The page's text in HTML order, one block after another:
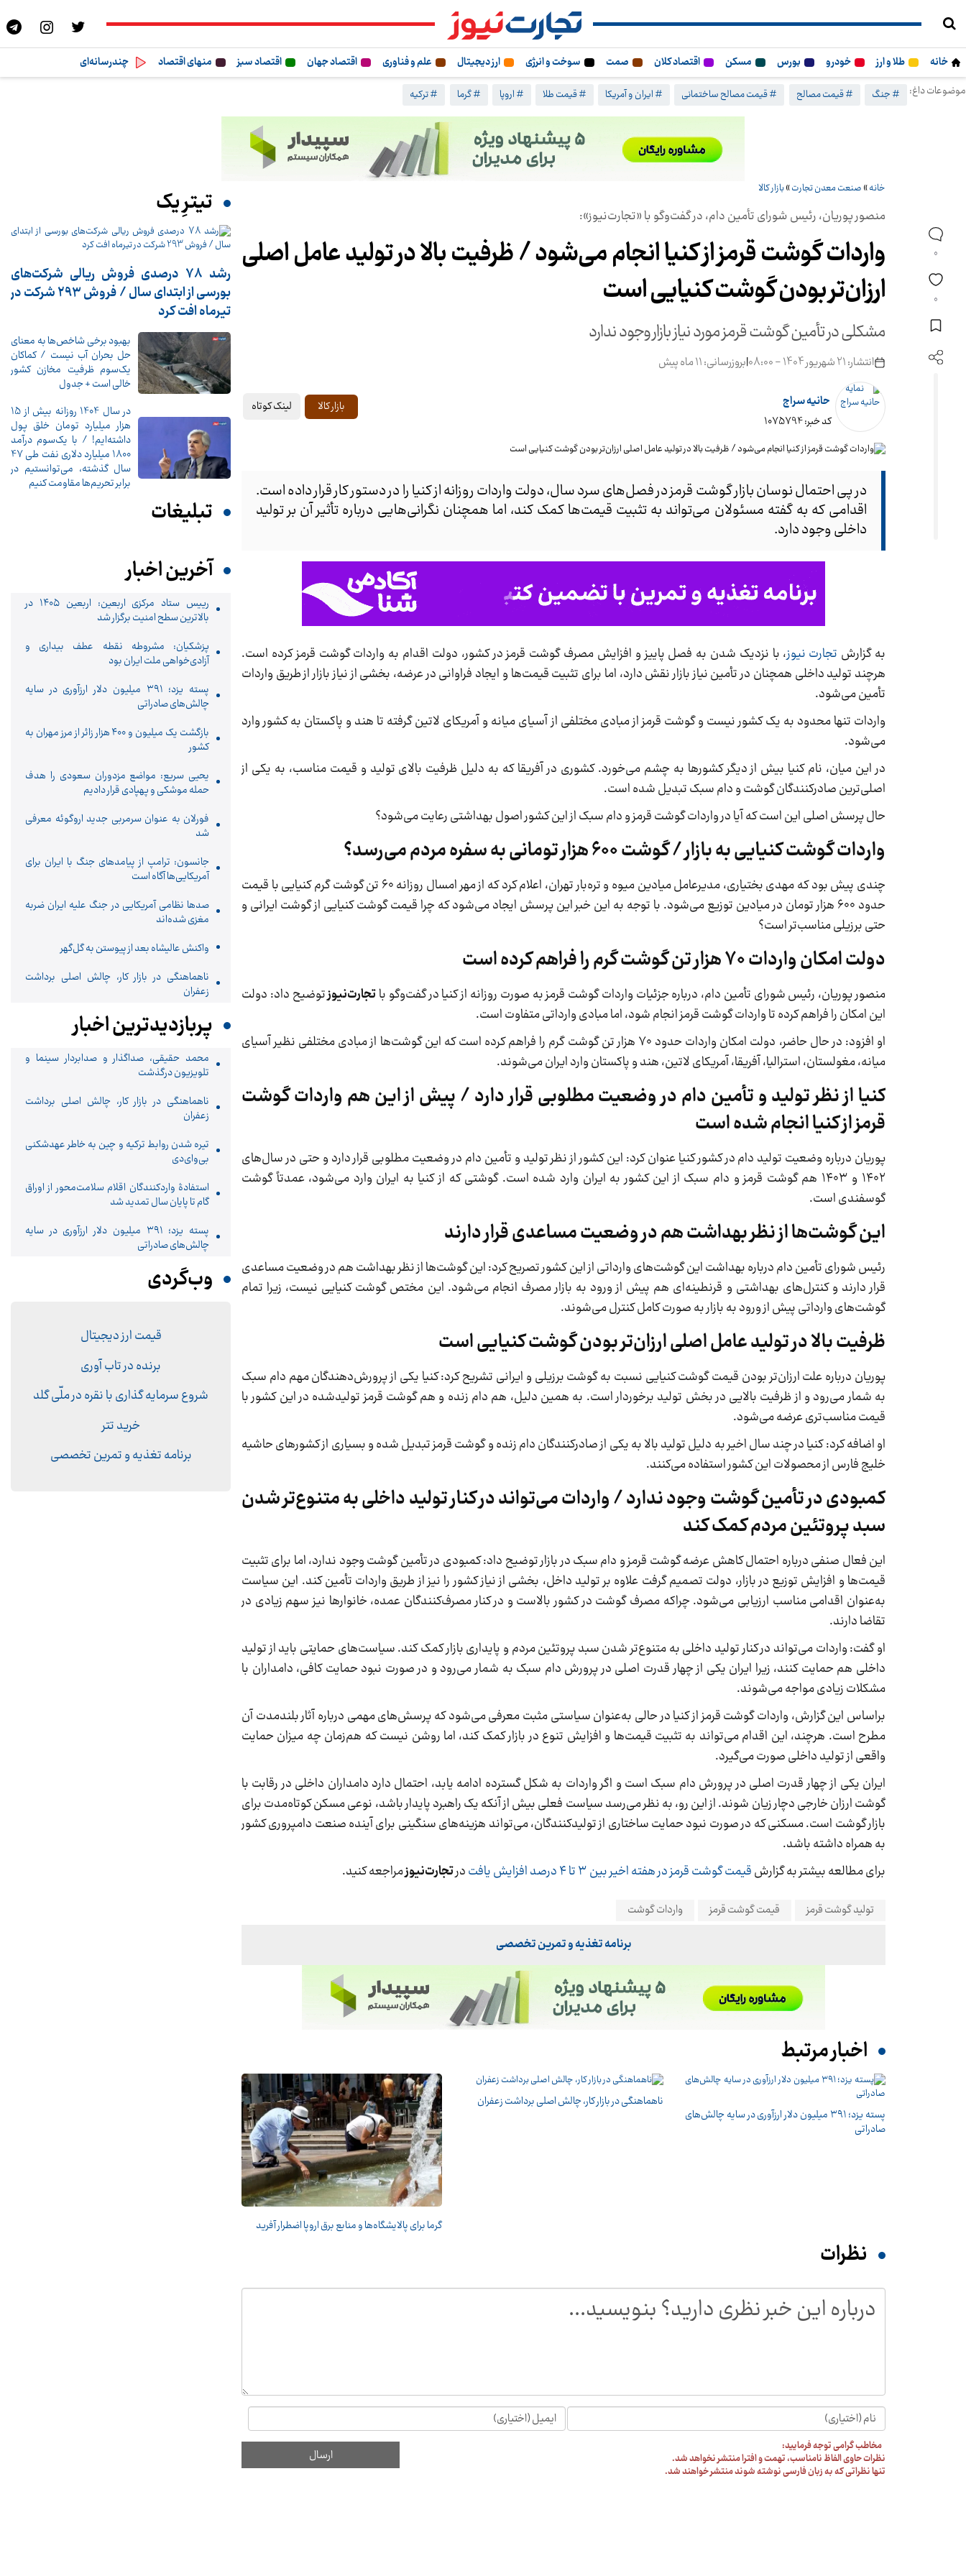
خانه طلا و ارز خودرو بورس مسکن اقتصاد کلان صمت سوخت و انرژی ارز دیجیتال علم و فناوری اقتصاد جهان اقتصاد سبز منهای اقتصاد
چندرسانه‌ای
موضوعات داغ:
# جنگ # قیمت مصالح # قیمت مصالح ساختمانی # ایران و آمریکا # قیمت طلا # اروپا # گرما # ترکیه
0
0
خانه» صنعت معدن تجارت»بازار کالا
منصور پوریان، رئیس شورای تأمین دام، در گفت‌وگو با «تجارت‌نیوز»:
واردات گوشت قرمز از کنیا انجام می‌شود / ظرفیت بالا در تولید عامل اصلی
ارزان‌تر بودن گوشت کنیایی است
مشکلی در تأمین گوشت قرمز مورد نیاز بازار وجود ندارد
انتشار: 21 شهریور 1404 - 08:00 |بروزرسانی: 11 ماه پیش
حانیه سراج
کد خبر: 1075794
بازار کالا لینک کوتاه
در پی احتمال نوسان بازار گوشت قرمز در فصل‌های سرد سال، دولت واردات روزانه از کنیا را در دستور کار قرار داده است.
اقدامی که به گفته مسئولان می‌تواند به تثبیت قیمت‌ها کمک کند، اما همچنان نگرانی‌هایی درباره تأثیر آن بر تولید
داخلی وجود دارد.
به گزارش تجارت نیوز، با نزدیک شدن به فصل پاییز و افزایش مصرف گوشت قرمز در کشور، دولت اقدام به واردات گوشت قرمز کرده است.
هرچند تولید داخلی همچنان در تأمين نیاز بازار نقش دارد، اما برای تثبیت قیمت‌ها و ایجاد فراوانی در عرضه، بخشی از نیاز بازار از طریق واردات
تأمین می‌شود.
واردات تنها محدود به یک کشور نیست و گوشت قرمز از مبادی مختلفی از آسیای میانه و آمریکای لاتین گرفته تا هند و پاکستان به کشور وارد
می‌شود.
در این میان، نام کنیا بیش از دیگر کشورها به چشم می‌خورد. کشوری در آفریقا که به دلیل ظرفیت بالای تولید و قیمت مناسب، به یکی از
اصلی‌ترین صادرکنندگان گوشت و دام سبک تبدیل شده است.
حال پرسش اصلی این است که آیا در واردات گوشت‌ قرمز و دام سبک از این کشور اصول بهداشتی رعایت می‌شود؟
واردات گوشت کنیایی به بازار / گوشت ۶۰۰ هزار تومانی به سفره مردم می‌رسد؟
چندی پیش بود که مهدی بختیاری، مدیرعامل میادین میوه‌ و تره‌بار تهران، اعلام کرد که از مهر امسال روزانه ۶۰ تن گوشت گرم کنیایی با قیمت
حدود ۶۰۰ هزار تومان در میادین توزیع می‌شود. با توجه به این خبر این پرسش ایجاد می‌شود که چرا قیمت گوشت کنیایی از گوشت ایرانی و‌
حتی برزیلی مناسب‌تر است؟
دولت امکان واردات ۷۰ هزار تن گوشت گرم را فراهم کرده است
منصور پوریان، رئیس شورای تأمین دام، درباره جزئیات واردات گوشت قرمز به صورت روزانه از کنیا در گفت‌وگو باتجارت‌نیوزتوضیح داد: دولت
این امکان را فراهم کرده تا واردات گوشت قرمز انجام شود، اما مبادی وارداتی متفاوت است.
او افزود: در حال حاضر، دولت امکان واردات حدود ۷۰ هزار تن گوشت گرم را فراهم کرده است که این گوشت‌ها از مبادی مختلفی نظیر آسیای
میانه، مغولستان، استرالیا، آفریقا، آمریکای لاتین، هند و پاکستان وارد ایران می‌شوند‌.‌
کنیا از نظر تولید و تأمین دام در وضعیت مطلوبی قرار دارد / پیش از این هم واردات گوشت
قرمز از کنیا انجام شده است
پوریان درباره‌ وضعیت تولید دام‌ در کشور کنیا عنوان کرد: این کشور از نظر تولید و تأمین دام در وضعیت مطلوبی قرار دارد و حتی در سال‌های
۱۴۰۲ و ۱۴۰۳ هم گوشت قرمز و دام سبک از این کشور به ایران وارد شده است. گوشتی که از کنیا به ایران وارد می‌شود، عمدتاً گوشت
گوسفندی است.
این گوشت‌ها از نظر بهداشت هم در وضعیت مساعدی قرار دارند
رئیس شورای تأمین دام درباره بهداشت این گوشت‌های وارداتی از این کشور تصریح کرد: این گوشت‌ها از نظر بهداشت هم در وضعیت مساعدی
قرار دارند و کنترل‌های بهداشتی و قرنطینه‌ای هم پیش از ورود به بازار مصرف انجام می‌شود. این مختص گوشت کنیایی نیست، زيرا تمام
گوشت‌های وارداتی پیش از ورود به بازار به صورت کامل کنترل می‌شوند.
ظرفیت بالا در تولید عامل اصلی ارزان‌تر بودن گوشت کنیایی است
پوریان درباره علت ارزان‌تر بودن قیمت گوشت کنیایی نسبت به گوشت برزیلی و ایرانی تشریح کرد: کنیا یکی از پرورش‌دهندگان مهم دام سبک
به شمار می‌رود و از ظرفیت بالایی در بخش تولید برخوردار است. به همین دلیل، هم دام زنده و هم گوشت قرمز تولیدشده در این کشور با
قیمت مناسب‌تری عرضه می‌شود.
او اضافه کرد: کنیا در چند سال اخیر به دلیل تولید بالا به یکی از صادرکنندگان دام زنده و گوشت قرمز تبدیل شده و بسیاری از کشورهای حاشیه
خلیج فارس از محصولات این کشور استفاده می‌کنند.
کمبودی در تأمین گوشت وجود ندارد / واردات می‌تواند در کنار تولید داخلی به متنوع‌تر شدن
سبد پروتئین مردم کمک کند
این فعال صنفی درباره احتمال کاهش عرضه گوشت قرمز و دام سبک در بازار توضیح داد: کمبودی در تأمین گوشت وجود ندارد، اما برای تثبیت
قیمت‌ها و افزایش توزیع در بازار، دولت تصمیم گرفت علاوه بر تولید داخل، بخشی از نیاز کشور را نیز از طریق واردات تأمین کند. این سیاست
به‌عنوان اقدامی مناسب ارزیابی می‌شود. چراکه مصرف گوشت در کشور بالاست و در کنار مصرف‌کنندگان عمده، خانوارها نیز سهم زیادی در
تقاضا دارند.
او گفت: واردات می‌تواند در کنار تولید داخلی به متنوع‌تر شدن سبد پروتئین مردم و پایداری بازار کمک کند. سیاست‌های حمایتی باید از تولید
داخلی هم حمایت کنند، زیرا ایران یکی از چهار قدرت اصلی در پرورش دام سبک به شمار می‌رود و در صورت نبود حمایت کافی، دامداران با
مشکلات زیادی مواجه می‌شوند.
براساس این گزارش، واردات گوشت قرمز از کنیا در حالی به‌عنوان سیاستی مثبت معرفی می‌شود که پرسش‌های مهمی درباره آثار بلندمدت آن
مطرح است. هرچند، این اقدام می‌تواند به تثبیت قیمت‌ها و افزایش تنوع در بازار کمک کند، اما روشن نیست که هم‌زمان چه میزان حمایت
واقعی از تولید داخلی صورت می‌گیرد.
ایران یکی از چهار قدرت اصلی در پرورش دام سبک است و اگر واردات به شکل گسترده ادامه یابد، احتمال دارد دامداران داخلی در رقابت با
گوشت ارزان خارجی دچار زیان شوند. از این رو، به نظر می‌رسد سیاست فعلی بیش از آنکه یک راهبرد پایدار باشد، نوعی مسکن کوتاه‌مدت برای
بازار گوشت است. مسکنی که در صورت نبود حمایت ساختاری از تولیدکنندگان، می‌تواند هزینه‌های سنگینی برای آینده صنعت دامپروری کشور
به همراه داشته باشد.
برای مطالعه بیشتر به گزارشقیمت‌ گوشت قرمز در هفته اخیر بین ۳ تا ۴ درصد افزایش یافت درتجارت‌نیوزمراجعه کنید.
تولید گوشت قرمز قیمت گوشت قرمز واردات گوشت
برنامه تغذیه و تمرین تخصصی
اخبار مرتبط
پسته یزد؛ ۳۹۱ میلیون دلار ارزآوری در سایه چالش‌های
صادراتی
ناهماهنگی در بازار کار، چالش اصلی برداشت زعفران
گرما برای پالایشگاه‌ها و منابع برق اروپا اضطرار آفرید
نظرات
مخاطب گرامی توجه فرمایید:
نظرات حاوی الفاظ نامناسب، تهمت و افترا منتشر نخواهد شد.
تنها نظراتی که به زبان فارسی نوشته شوند منتشر خواهند شد.
تیترِ یک
رشد 78 درصدی فروش ریالی شرکت‌های
بورسی از ابتدای سال / فروش 293 شرکت در
تیرماه افت کرد
بهبود برخی شاخص‌ها به معنای
حل بحران آب نیست / کماکان
یک‌سوم ظرفیت مخازن کشور
خالی است + جدول
در سال 1404 روزانه بیش از 15
هزار میلیارد تومان خلق پول
داشته‌ایم! / با یک‌سوم درآمد
1800 میلیارد دلاری نفت طی 47
سال گذشته، می‌توانستیم در
برابر تحریم‌ها مقاومت کنیم
تبلیغات
آخرین اخبار
رییس ستاد مرکزی اربعین: اربعین ۱۴۰۵ در
بالاترین سطح امنیت برگزار شد
پزشکیان: مشروطه نقطه عطف بیداری و
آزادی‌خواهی ملت ایران بود
پسته یزد؛ ۳۹۱ میلیون دلار ارزآوری در سایه
چالش‌های صادراتی
بازگشت یک میلیون و ۴۰۰ هزار زائر از مرز مهران به
کشور
یحیی سریع: مواضع مزدوران سعودی را هدف
حمله موشکی و پهپادی قرار دادیم
فورلان به عنوان سرمربی جدید اروگوئه معرفی
شد
جانسون: ترامپ از پیامدهای جنگ با ایران برای
آمریکایی‌ها آگاه است
صدها نظامی آمریکایی در جنگ علیه ایران ضربه
مغزی شده‌اند
واکنش عالیشاه بعد از پیوستن به گل‌گهر
ناهماهنگی در بازار کار، چالش اصلی برداشت
زعفران
پربازدیدترین اخبار
محمد حقیقی، صداگذار و صدابردار سینما و
تلویزیون درگذشت
ناهماهنگی در بازار کار، چالش اصلی برداشت
زعفران
تیره شدن روابط ترکیه و چین به خاطر عهدشکنی
بی‌وای‌دی
استفادۀ واردکنندگان اقلام سلامت‌محور از اوراق
گام تا پایان سال تمدید شد
پسته یزد؛ ۳۹۱ میلیون دلار ارزآوری در سایه
چالش‌های صادراتی
وب‌گردی
قیمت ارز دیجیتال
برنده در تاب آوری
شروع سرمایه گذاری با نقره در ملّی گلد
خرید تتر
برنامه تغذیه و تمرین تخصصی